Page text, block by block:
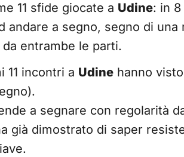
11 sfide giocate a Udine: in
andare a segno, segno di
entrambe le parti.
11 incontri a Udine hanno
a segnare con regolarità
già dimostrato di saper